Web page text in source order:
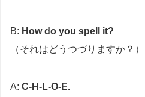
B: How do you spell it?
（それはどうつづりますか？）
A: C-H-L-O-E.